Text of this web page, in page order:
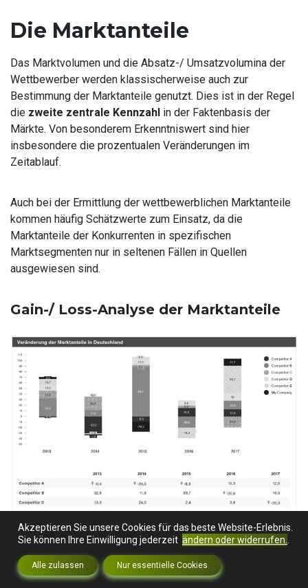
Die Marktanteile
Das Marktvolumen und die Absatz-/ Umsatzvolumina der
Wettbewerber werden klassischerweise auch zur
Bestimmung der Marktanteile genutzt. Dies ist in der Regel
die zweite zentrale Kennzahl in der Faktenbasis der
Märkte. Von besonderem Erkenntniswert sind hier
insbesondere die prozentualen Veränderungen im
Zeitablauf.
Auch bei der Ermittlung der wettbewerblichen Marktanteile
kommen häufig Schätzwerte zum Einsatz, da die
Marktanteile der Konkurrenten in spezifischen
Marktsegmenten nur in seltenen Fällen in Quellen
ausgewiesen sind.
Gain-/ Loss-Analyse der Marktanteile
Quelle:MARKTRADAR
Akzeptieren Sie unsere Cookies für das beste Website-Erlebnis.
Sie können Ihre Einwilligung jederzeit ändern oder widerrufen.
Alle zulassen Nur essentielle Cookies